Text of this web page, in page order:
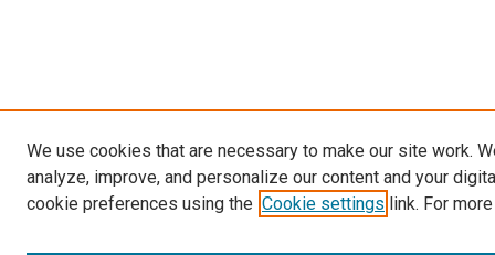
We use cookies that are necessary to make our site work.
analyze, improve, and personalize our content and your
cookie preferences using the Cookie settings link. For